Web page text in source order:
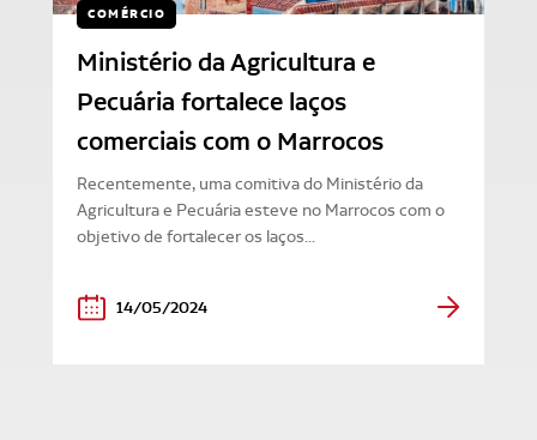
COMÉRCIO
Ministério da Agricultura e
Pecuária fortalece laços
comerciais com o Marrocos
Recentemente, uma comitiva do Ministério da
Agricultura e Pecuária esteve no Marrocos com o
objetivo de fortalecer os laços...
14/05/2024